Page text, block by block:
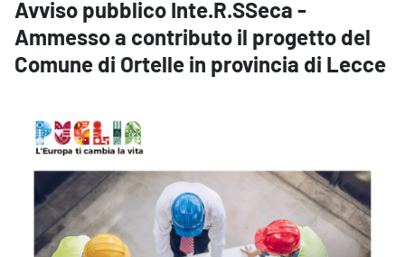
Avviso pubblico Inte.R.SSeca -
Ammesso a contributo il progetto del
Comune di Ortelle in provincia di Lecce